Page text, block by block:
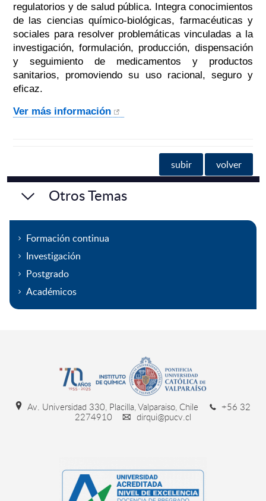
regulatorios y de salud pública. Integra conocimientos
de las ciencias químico-biológicas, farmacéuticas y
sociales para resolver problemáticas vinculadas a la
investigación, formulación, producción, dispensación
y seguimiento de medicamentos y productos
sanitarios, promoviendo su uso racional, seguro y
eficaz.
Ver más información
subir volver
Otros Temas
Formación continua
Investigación
Postgrado
Académicos
Av. Universidad 330, Placilla, Valparaiso, Chile
+56 32
2274910
dirqui@pucv.cl